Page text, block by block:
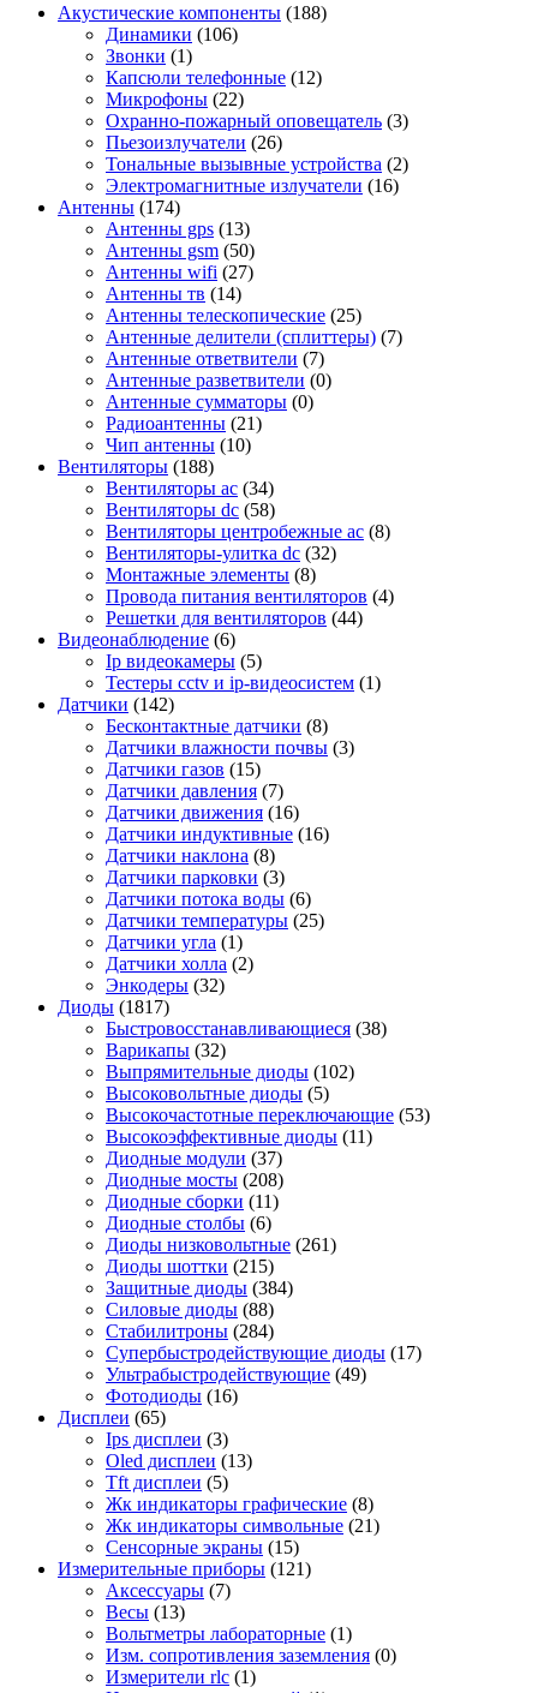
Акустические компоненты (188)
Динамики (106)
Звонки (1)
Капсюли телефонные (12)
Микрофоны (22)
Охранно-пожарный оповещатель (3)
Пьезоизлучатели (26)
Тональные вызывные устройства (2)
Электромагнитные излучатели (16)
Антенны (174)
Антенны gps (13)
Антенны gsm (50)
Антенны wifi (27)
Антенны тв (14)
Антенны телескопические (25)
Антенные делители (сплиттеры) (7)
Антенные ответвители (7)
Антенные разветвители (0)
Антенные сумматоры (0)
Радиоантенны (21)
Чип антенны (10)
Вентиляторы (188)
Вентиляторы ac (34)
Вентиляторы dc (58)
Вентиляторы центробежные ac (8)
Вентиляторы-улитка dc (32)
Монтажные элементы (8)
Провода питания вентиляторов (4)
Решетки для вентиляторов (44)
Видеонаблюдение (6)
Ip видеокамеры (5)
Тестеры cctv и ip-видеосистем (1)
Датчики (142)
Бесконтактные датчики (8)
Датчики влажности почвы (3)
Датчики газов (15)
Датчики давления (7)
Датчики движения (16)
Датчики индуктивные (16)
Датчики наклона (8)
Датчики парковки (3)
Датчики потока воды (6)
Датчики температуры (25)
Датчики угла (1)
Датчики холла (2)
Энкодеры (32)
Диоды (1817)
Быстровосстанавливающиеся (38)
Варикапы (32)
Выпрямительные диоды (102)
Высоковольтные диоды (5)
Высокочастотные переключающие (53)
Высокоэффективные диоды (11)
Диодные модули (37)
Диодные мосты (208)
Диодные сборки (11)
Диодные столбы (6)
Диоды низковольтные (261)
Диоды шоттки (215)
Защитные диоды (384)
Силовые диоды (88)
Стабилитроны (284)
Супербыстродействующие диоды (17)
Ультрабыстродействующие (49)
Фотодиоды (16)
Дисплеи (65)
Ips дисплеи (3)
Oled дисплеи (13)
Tft дисплеи (5)
Жк индикаторы графические (8)
Жк индикаторы символьные (21)
Сенсорные экраны (15)
Измерительные приборы (121)
Аксессуары (7)
Весы (13)
Вольтметры лабораторные (1)
Изм. сопротивления заземления (0)
Измерители rlc (1)